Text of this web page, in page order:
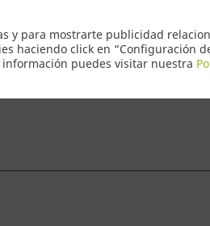
y para mostrarte publicidad
haciendo click en “Configuración
información puedes visitar nuestra